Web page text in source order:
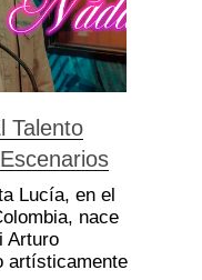
Talento
Lucía, en el
nace
Arturo
artísticamente